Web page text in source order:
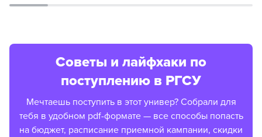
Советы и лайфхаки по
поступлению в РГСУ
Мечтаешь поступить в этот универ? Собрали для
тебя в удобном pdf-формате — все способы попасть
на бюджет, расписание приемной кампании, скидки